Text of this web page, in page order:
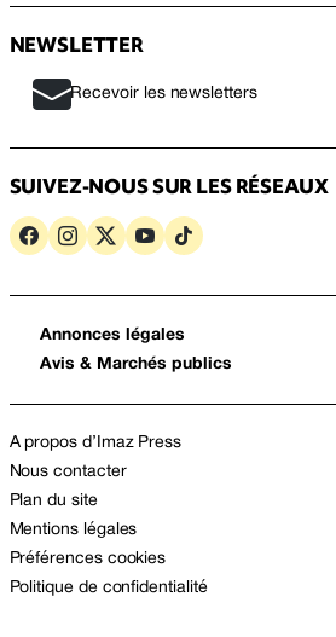
NEWSLETTER
Recevoir les newsletters
SUIVEZ-NOUS SUR LES RÉSEAUX
Annonces légales
Avis & Marchés publics
A propos d’Imaz Press
Nous contacter
Plan du site
Mentions légales
Préférences cookies
Politique de confidentialité